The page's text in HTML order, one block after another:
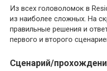
Из всех головоломок в
из наиболее сложных. На
правильные решения и
первого и второго
Сценарий/